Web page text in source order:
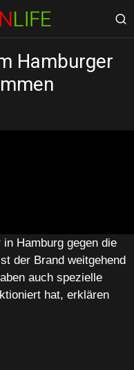
Hamburger
in Hamburg gegen die
der Brand weitgehend
auch spezielle
hat, erklären